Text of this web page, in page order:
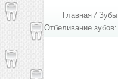
Главная / Зубы
Отбеливание